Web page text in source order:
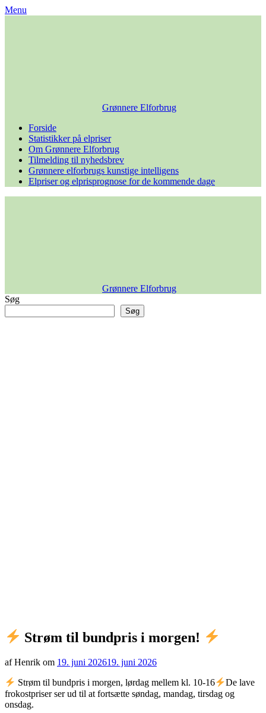
Skip
Menu
Grønnere Elforbrug
Forside
Statistikker på elpriser
Om Grønnere Elforbrug
Tilmelding til nyhedsbrev
Grønnere elforbrugs kunstige intelligens
Elpriser og elprisprognose for de kommende dage
Grønnere Elforbrug
Søg
Søg
Strøm til bundpris i morgen!
af Henrik om 19. juni 202619. juni 2026
Strøm til bundpris i morgen, lørdag mellem kl. 10-16
De lave
frokostpriser ser ud til at fortsætte søndag, mandag, tirsdag og
onsdag.